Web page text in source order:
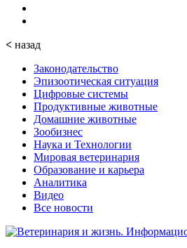
< назад
Законодательство
Эпизоотическая ситуация
Цифровые системы
Продуктивные животные
Домашние животные
Зообизнес
Наука и Технологии
Мировая ветеринария
Образование и карьера
Аналитика
Видео
Все новости